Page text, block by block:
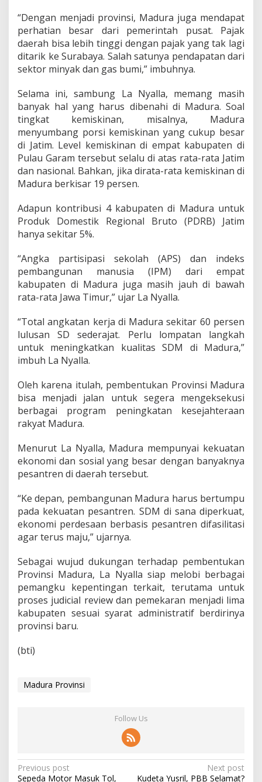
n
s
i
“Dengan menjadi provinsi, Madura juga mendapat
perhatian besar dari pemerintah pusat. Pajak
daerah bisa lebih tinggi dengan pajak yang tak lagi
ditarik ke Surabaya. Salah satunya pendapatan dari
sektor minyak dan gas bumi,” imbuhnya.
Selama ini, sambung La Nyalla, memang masih
banyak hal yang harus dibenahi di Madura. Soal
tingkat kemiskinan, misalnya, Madura
menyumbang porsi kemiskinan yang cukup besar
di Jatim. Level kemiskinan di empat kabupaten di
Pulau Garam tersebut selalu di atas rata-rata Jatim
dan nasional. Bahkan, jika dirata-rata kemiskinan di
Madura berkisar 19 persen.
Adapun kontribusi 4 kabupaten di Madura untuk
Produk Domestik Regional Bruto (PDRB) Jatim
hanya sekitar 5%.
“Angka partisipasi sekolah (APS) dan indeks
pembangunan manusia (IPM) dari empat
kabupaten di Madura juga masih jauh di bawah
rata-rata Jawa Timur,” ujar La Nyalla.
“Total angkatan kerja di Madura sekitar 60 persen
lulusan SD sederajat. Perlu lompatan langkah
untuk meningkatkan kualitas SDM di Madura,”
imbuh La Nyalla.
Oleh karena itulah, pembentukan Provinsi Madura
bisa menjadi jalan untuk segera mengeksekusi
berbagai program peningkatan kesejahteraan
rakyat Madura.
Menurut La Nyalla, Madura mempunyai kekuatan
ekonomi dan sosial yang besar dengan banyaknya
pesantren di daerah tersebut.
“Ke depan, pembangunan Madura harus bertumpu
pada kekuatan pesantren. SDM di sana diperkuat,
ekonomi perdesaan berbasis pesantren difasilitasi
agar terus maju,” ujarnya.
Sebagai wujud dukungan terhadap pembentukan
Provinsi Madura, La Nyalla siap melobi berbagai
pemangku kepentingan terkait, terutama untuk
proses judicial review dan pemekaran menjadi lima
kabupaten sesuai syarat administratif berdirinya
provinsi baru.
(bti)
Madura Provinsi
Follow Us
P
Previous post
Sepeda Motor Masuk Tol,
Next post
Kudeta Yusril, PBB Selamat?